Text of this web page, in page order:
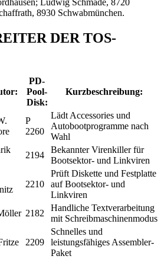
Ludwig Schmade, 8720
8930 Schwabmünchen.
DER TOS-
PD-
Pool-
Disk:
Kurzbeschreibung:
P
2260
Lädt Accessories und
Autobootprogramme nach
Wahl
2194
Bekannter Virenkiller für
Bootsektor- und Linkviren
2210
Prüft Diskette und Festplatte
auf Bootsektor- und
Linkviren
2182
Handliche Textverarbeitung
mit Schreibmaschinenmodus
2209
Schnelles und
leistungsfähiges Assembler-
Paket